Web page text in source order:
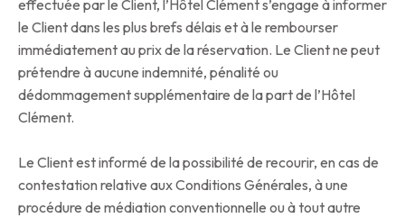
effectuée par le Client, l’Hôtel Clément s’engage à informer
le Client dans les plus brefs délais et à le rembourser
immédiatement au prix de la réservation. Le Client ne peut
prétendre à aucune indemnité, pénalité ou
dédommagement supplémentaire de la part de l’Hôtel
Clément.
Le Client est informé de la possibilité de recourir, en cas de
contestation relative aux Conditions Générales, à une
procédure de médiation conventionnelle ou à tout autre